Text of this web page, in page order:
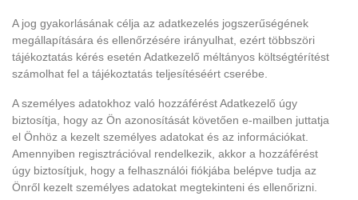
A jog gyakorlásának célja az adatkezelés jogszerűségének
megállapítására és ellenőrzésére irányulhat, ezért többszöri
tájékoztatás kérés esetén Adatkezelő méltányos költségtérítést
számolhat fel a tájékoztatás teljesítéséért cserébe.
A személyes adatokhoz való hozzáférést Adatkezelő úgy
biztosítja, hogy az Ön azonosítását követően e-mailben juttatja
el Önhöz a kezelt személyes adatokat és az információkat.
Amennyiben regisztrációval rendelkezik, akkor a hozzáférést
úgy biztosítjuk, hogy a felhasználói fiókjába belépve tudja az
Önről kezelt személyes adatokat megtekinteni és ellenőrizni.